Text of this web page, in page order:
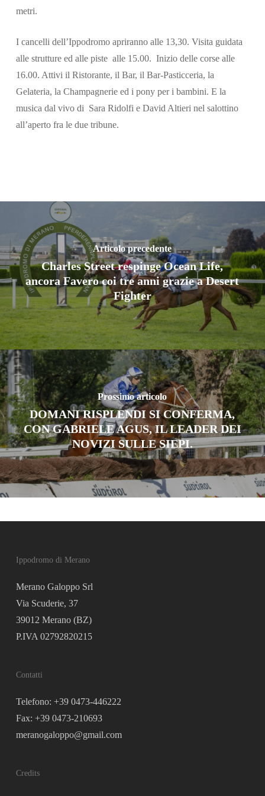
metri.
I cancelli dell’Ippodromo apriranno alle 13,30. Visita guidata
alle strutture ed alle piste alle 15.00. Inizio delle corse alle
16.00. Attivi il Ristorante, il Bar, il Bar-Pasticceria, la
Gelateria, la Champagnerie ed i pony per i bambini. E la
musica dal vivo di Sara Ridolfi e David Altieri nel salottino
all’aperto fra le due tribune.
Articolo precedente
Charles Street respinge Ocean Life,
ancora Favero coi tre anni grazie a Desert
Fighter
Prossimo articolo
DOMANI RISPLENDI SI CONFERMA,
CON GABRIELE AGUS, IL LEADER DEI
NOVIZI SULLE SIEPI.
Ippodromo di Merano
Merano Galoppo Srl
Via Scuderie, 37
39012 Merano (BZ)
P.IVA 02792820215
Contatti
Telefono: +39 0473-446222
Fax: +39 0473-210693
meranogaloppo@gmail.com
Credits